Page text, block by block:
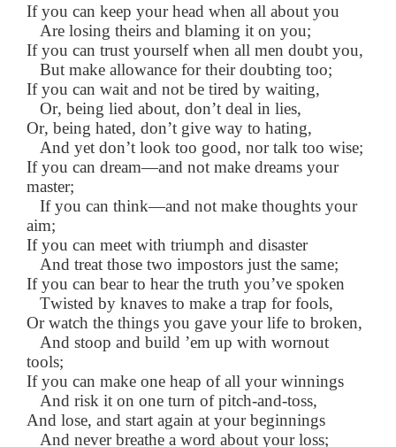
If you can keep your head when all about you
Are losing theirs and blaming it on you;
If you can trust yourself when all men doubt you,
But make allowance for their doubting too;
If you can wait and not be tired by waiting,
Or, being lied about, don’t deal in lies,
Or, being hated, don’t give way to hating,
And yet don’t look too good, nor talk too wise;
If you can dream—and not make dreams your
master;
If you can think—and not make thoughts your
aim;
If you can meet with triumph and disaster
And treat those two impostors just the same;
If you can bear to hear the truth you’ve spoken
Twisted by knaves to make a trap for fools,
Or watch the things you gave your life to broken,
And stoop and build ’em up with wornout
tools;
If you can make one heap of all your winnings
And risk it on one turn of pitch-and-toss,
And lose, and start again at your beginnings
And never breathe a word about your loss;